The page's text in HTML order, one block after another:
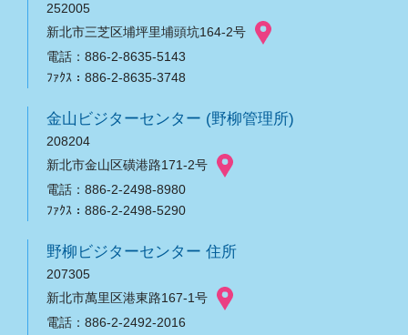
252005
新北市三芝区埔坪里埔頭坑164-2号
電話：886-2-8635-5143
ﾌｧｸｽ：886-2-8635-3748
金山ビジターセンター (野柳管理所)
208204
新北市金山区磺港路171-2号
電話：886-2-2498-8980
ﾌｧｸｽ：886-2-2498-5290
野柳ビジターセンター 住所
207305
新北市萬里区港東路167-1号
電話：886-2-2492-2016